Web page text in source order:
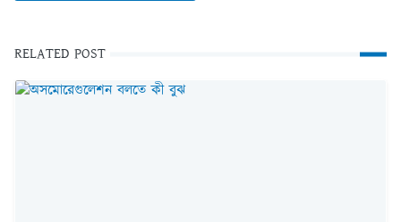
RELATED POST